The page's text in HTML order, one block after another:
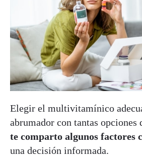
Elegir el multivitamínico
abrumador con tantas opciones
te comparto algunos factores
una decisión informada.